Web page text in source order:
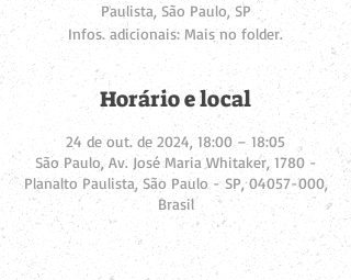
Paulista, São Paulo, SP
Infos. adicionais: Mais no folder.
Horário e local
24 de out. de 2024, 18:00 – 18:05
São Paulo, Av. José Maria Whitaker, 1780 -
Planalto Paulista, São Paulo - SP, 04057-000,
Brasil